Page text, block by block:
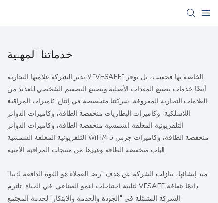
خدماتنا المهنية
لا تدير الشركة علامتها التجارية "VESAFE" الخاصة بها فحسب، بل توفر
أيضًا خدمات تصنيع المعدات الأصلية وتصنيع التصميم الشخصي للعديد من
العلامات التجارية المعروفة. شركتنا متخصصة في إنتاج كاميرات المراقبة
اللاسلكية، وكاميرات البطاريات منخفضة الطاقة، وكاميرات الدوائر
التلفزيونية المغلقة الشمسية منخفضة الطاقة، وكاميرات الدوائر
التلفزيونية المغلقة الشمسية WiFi/4G منخفضة الطاقة، وكاميرات جرس
الباب منخفضة الطاقة وغيرها من منتجات المراقبة الأمنية.
منذ إنشائها، تنازلت الشركة عن هدف "رضا العملاء هو القوة الدافعة لدينا"
لتلبية احتياجات النمو الصناعي. في الحياة. تلتزم VESAFE دائمًا بثقافة
الشركة المتمثلة في "الجودة والخدمة والابتكار" لخدمة المجتمع